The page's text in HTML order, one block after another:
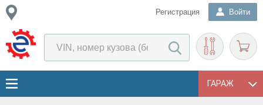
Регистрация Войти
ГАРАЖ